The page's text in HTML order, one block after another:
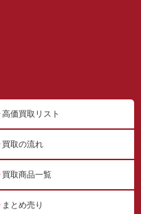
高価買取リスト
買取の流れ
買取商品一覧
まとめ売り